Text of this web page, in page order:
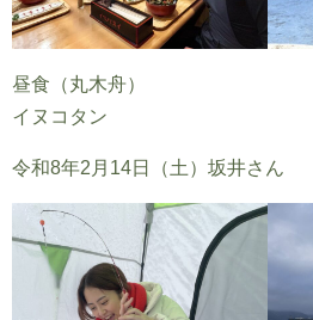
昼食（丸
イヌコタン
令和8年2月14日（土）坂井さん